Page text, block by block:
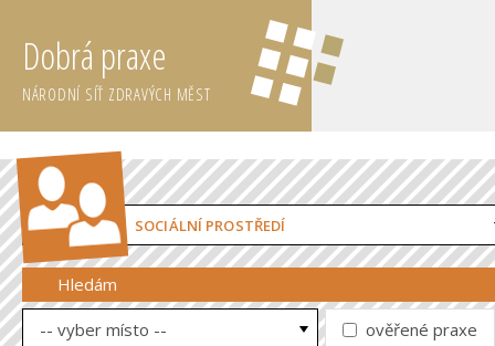
Dobrá praxe
NÁRODNÍ SÍŤ ZDRAVÝCH MĚST
SOCIÁLNÍ PROSTŘEDÍ
Hledám
-- vyber místo -- ověřené praxe